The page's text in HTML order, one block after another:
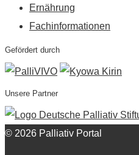
Ernährung
Fachinformationen
Gefördert durch
Unsere Partner
© 2026 Palliativ Portal